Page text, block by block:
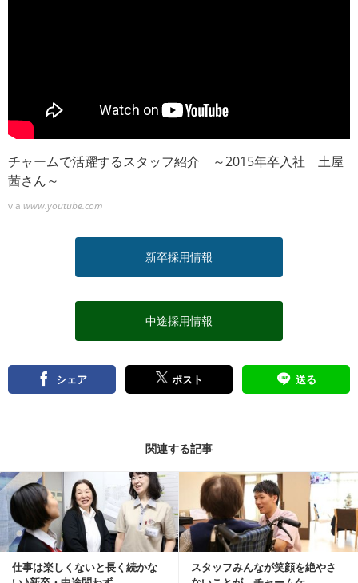
チャームで活躍するスタッフ紹介 ～2015年卒入社 土屋
茜さん～
via www.youtube.com
新卒採用情報
中途採用情報
シェア ポスト 送る
関連する記事
仕事は楽しくないと長く続かな
スタッフみんなが笑顔を絶やさ
記事を読む